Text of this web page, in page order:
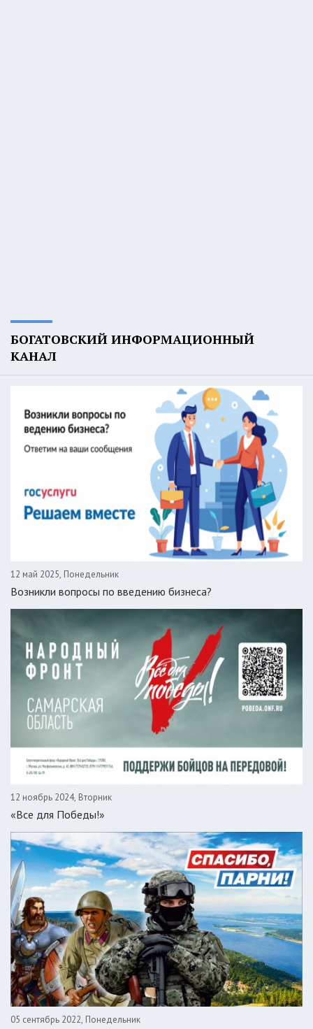
БОГАТОВСКИЙ ИНФОРМАЦИОННЫЙ
КАНАЛ
12 май 2025, Понедельник
Возникли вопросы по введению бизнеса?
12 ноябрь 2024, Вторник
«Все для Победы!»
05 сентябрь 2022, Понедельник